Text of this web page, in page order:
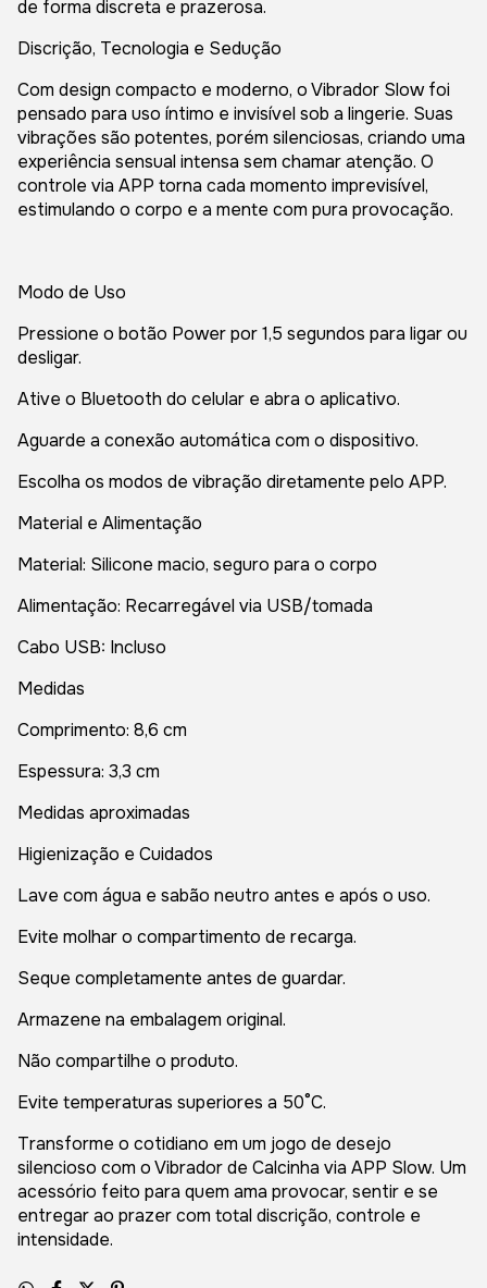
de forma discreta e prazerosa.
Discrição, Tecnologia e Sedução
Com design compacto e moderno, o Vibrador Slow foi
pensado para uso íntimo e invisível sob a lingerie. Suas
vibrações são potentes, porém silenciosas, criando uma
experiência sensual intensa sem chamar atenção. O
controle via APP torna cada momento imprevisível,
estimulando o corpo e a mente com pura provocação.
Modo de Uso
Pressione o botão Power por 1,5 segundos para ligar ou
desligar.
Ative o Bluetooth do celular e abra o aplicativo.
Aguarde a conexão automática com o dispositivo.
Escolha os modos de vibração diretamente pelo APP.
Material e Alimentação
Material: Silicone macio, seguro para o corpo
Alimentação: Recarregável via USB/tomada
Cabo USB: Incluso
Medidas
Comprimento: 8,6 cm
Espessura: 3,3 cm
Medidas aproximadas
Higienização e Cuidados
Lave com água e sabão neutro antes e após o uso.
Evite molhar o compartimento de recarga.
Seque completamente antes de guardar.
Armazene na embalagem original.
Não compartilhe o produto.
Evite temperaturas superiores a 50°C.
Transforme o cotidiano em um jogo de desejo
silencioso com o Vibrador de Calcinha via APP Slow. Um
acessório feito para quem ama provocar, sentir e se
entregar ao prazer com total discrição, controle e
intensidade.